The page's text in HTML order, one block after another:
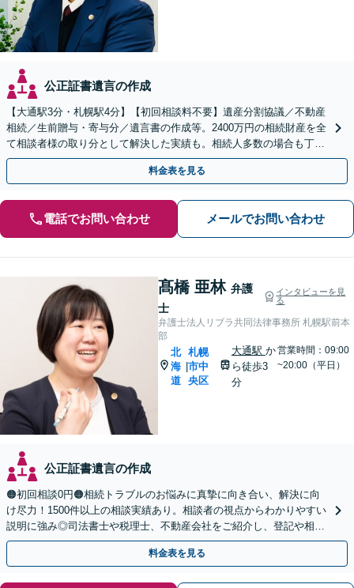
公正証書遺言の作成
【大通駅3分・札幌駅4分】【初回相談料不要】遺産分割協議／不動産
相続／生前贈与・寄与分／遺言書の作成等。2400万円の相続財産を全
て相談者様の取り分として解決した実績も。相続人多数の場合も丁寧
に対応し相談者様の目指す解決に向けて尽力します。
料金表を見る
電話でお問い合わせ メールでお問い合わせ
髙橋 亜林 弁護
士
インタビューを見
る
弁護士法人リブラ共同法律事務所 札幌駅前本
部
北
海
道
|
札幌
市中
央区
大通駅 か
ら徒歩3
分
営業時間：09:00
~20:00（平日）
公正証書遺言の作成
🟠初回相談0円🟠相続トラブルのお悩みに真摯に向き合い、解決に向
け尽力！1500件以上の相談実績あり。相談者の視点からわかりやすい
説明に強み◎司法書士や税理士、不動産会社をご紹介し、登記や相続
税の申告までワンストップで対応【夜間相談可】
料金表を見る